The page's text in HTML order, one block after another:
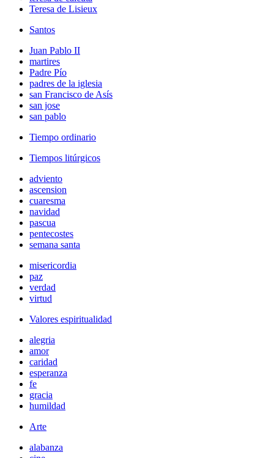
Teresa de Lisieux
Santos
Juan Pablo II
martires
Padre Pío
padres de la iglesia
san Francisco de Asís
san jose
san pablo
Tiempo ordinario
Tiempos litúrgicos
adviento
ascension
cuaresma
navidad
pascua
pentecostes
semana santa
misericordia
paz
verdad
virtud
Valores espiritualidad
alegria
amor
caridad
esperanza
fe
gracia
humildad
Arte
alabanza